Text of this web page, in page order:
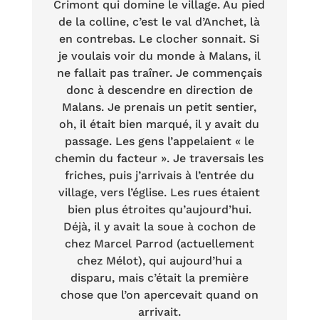
Crimont qui domine le village. Au pied
de la colline, c’est le val d’Anchet, là
en contrebas. Le clocher sonnait. Si
je voulais voir du monde à Malans, il
ne fallait pas traîner. Je commençais
donc à descendre en direction de
Malans. Je prenais un petit sentier,
oh, il était bien marqué, il y avait du
passage. Les gens l’appelaient « le
chemin du facteur ». Je traversais les
friches, puis j’arrivais à l’entrée du
village, vers l’église. Les rues étaient
bien plus étroites qu’aujourd’hui.
Déjà, il y avait la soue à cochon de
chez Marcel Parrod (actuellement
chez Mélot), qui aujourd’hui a
disparu, mais c’était la première
chose que l’on apercevait quand on
arrivait.